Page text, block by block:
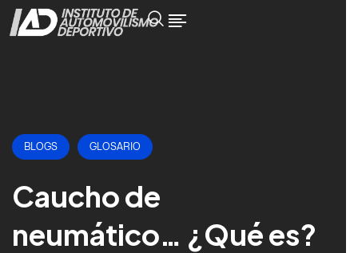
BLOGS GLOSARIO
Caucho de
neumático… ¿Qué es?